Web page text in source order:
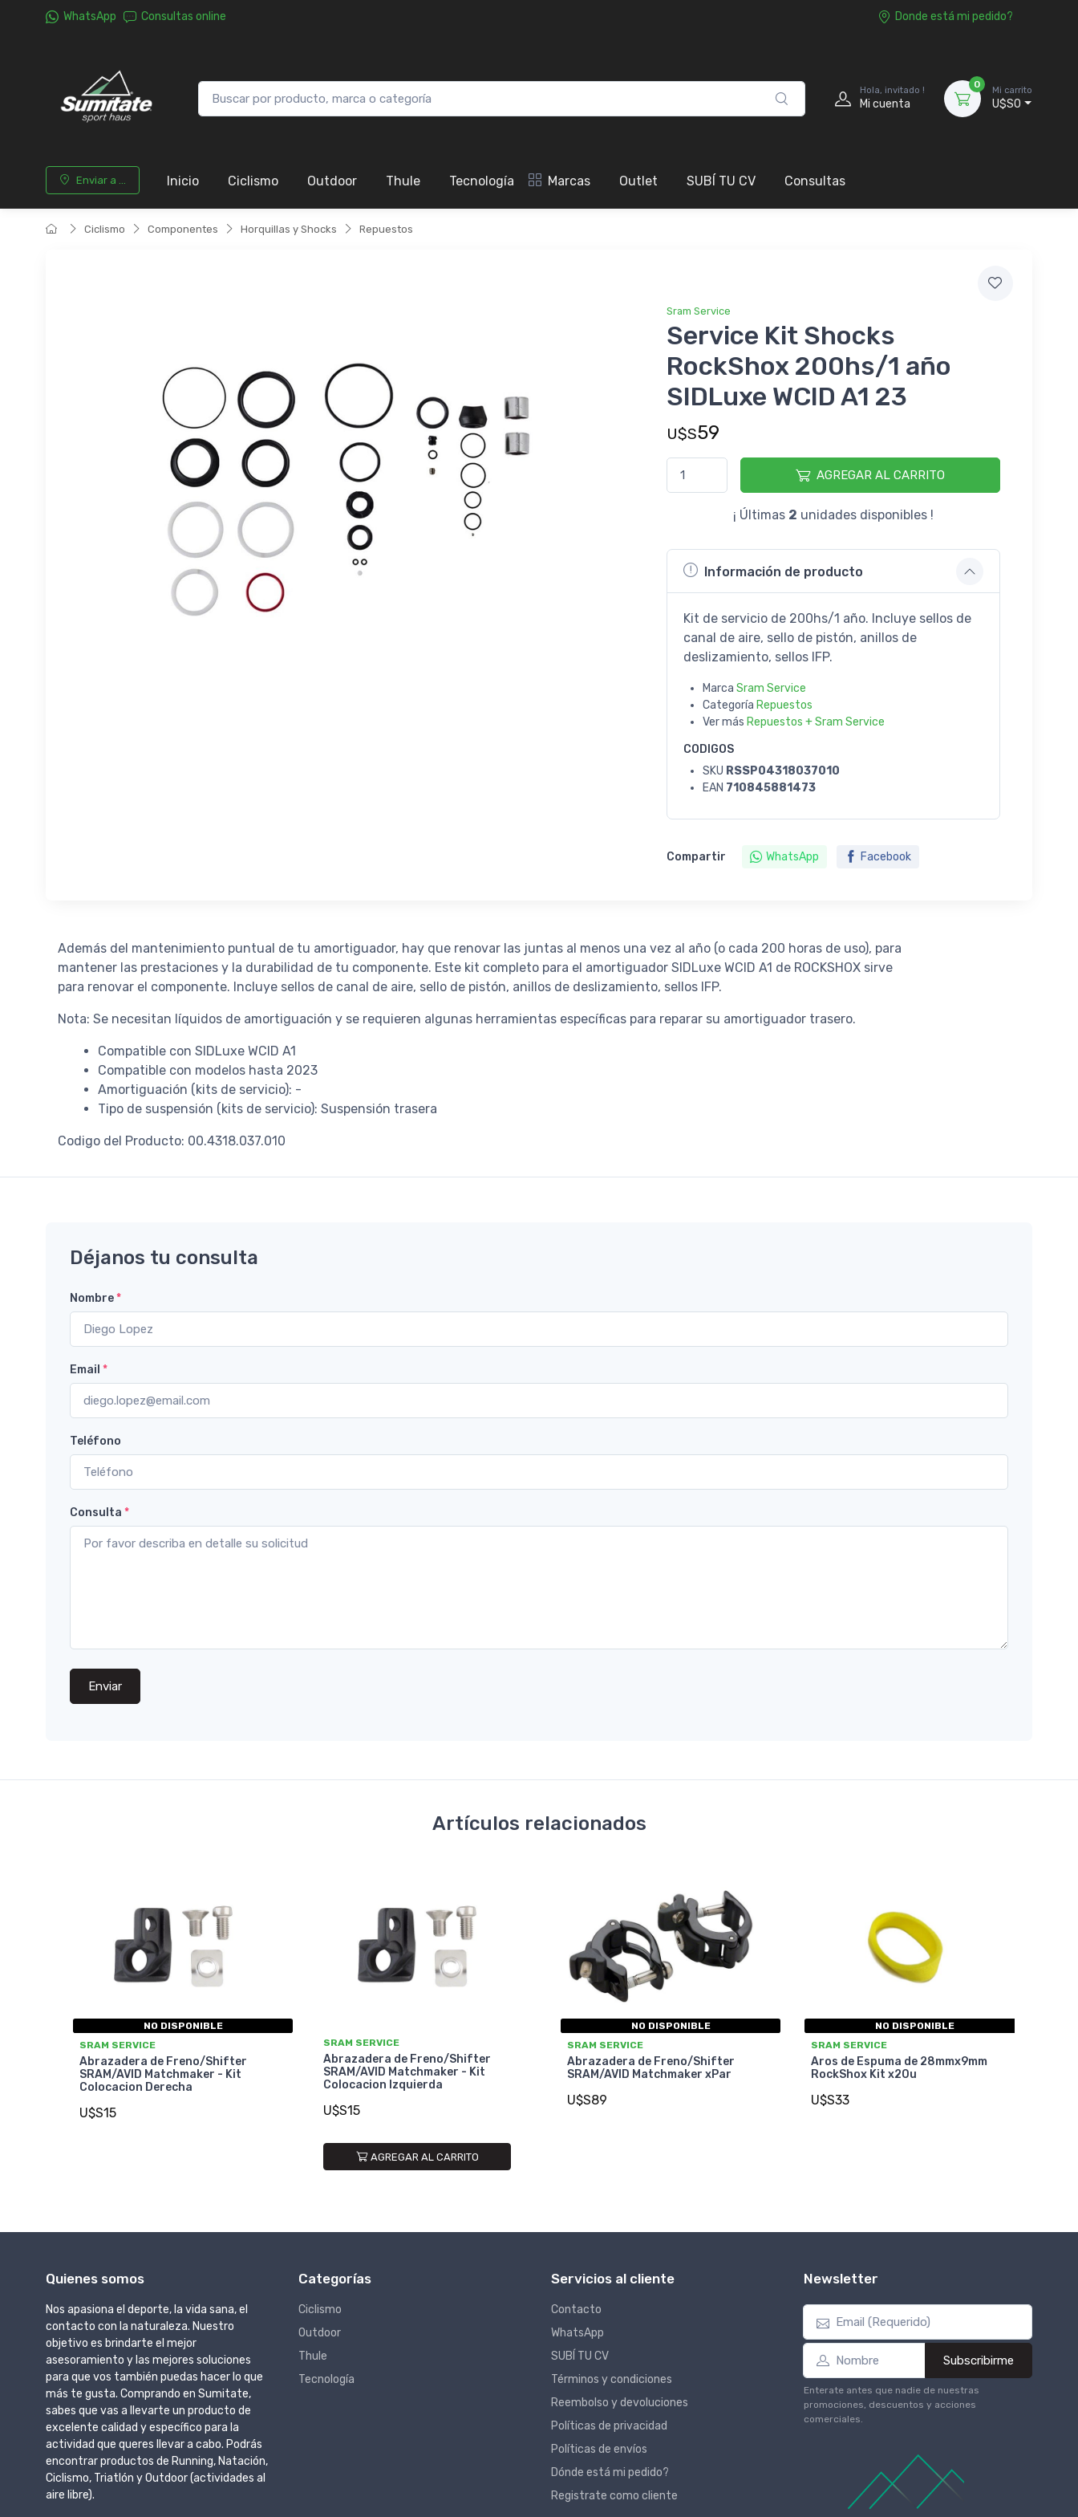
WhatsApp Consultas online Donde está mi pedido?
Hola, invitado !
Mi cuenta
0
Mi carrito
U$S0
Enviar a ... Inicio Ciclismo Outdoor Thule Tecnología Marcas Outlet SUBÍ TU CV Consultas
Ciclismo Componentes Horquillas y Shocks Repuestos
Sram Service
Service Kit Shocks
RockShox 200hs/1 año
SIDLuxe WCID A1 23
U$S59
AGREGAR AL CARRITO
¡ Últimas 2 unidades disponibles !
Información de producto
Kit de servicio de 200hs/1 año. Incluye sellos de
canal de aire, sello de pistón, anillos de
deslizamiento, sellos IFP.
Marca Sram Service
Categoría Repuestos
Ver más Repuestos + Sram Service
CODIGOS
SKU RSSP04318037010
EAN 710845881473
Compartir WhatsApp Facebook
Además del mantenimiento puntual de tu amortiguador, hay que renovar las juntas al menos una vez al año (o cada 200 horas de uso), para
mantener las prestaciones y la durabilidad de tu componente. Este kit completo para el amortiguador SIDLuxe WCID A1 de ROCKSHOX sirve
para renovar el componente. Incluye sellos de canal de aire, sello de pistón, anillos de deslizamiento, sellos IFP.
Nota: Se necesitan líquidos de amortiguación y se requieren algunas herramientas específicas para reparar su amortiguador trasero.
Compatible con SIDLuxe WCID A1
Compatible con modelos hasta 2023
Amortiguación (kits de servicio): -
Tipo de suspensión (kits de servicio): Suspensión trasera
Codigo del Producto: 00.4318.037.010
Déjanos tu consulta
Nombre*
Email *
Teléfono
Consulta *
Enviar
Artículos relacionados
NO DISPONIBLE
SRAM SERVICE
Abrazadera de Freno/Shifter
SRAM/AVID Matchmaker - Kit
Colocacion Derecha
U$S15
SRAM SERVICE
Abrazadera de Freno/Shifter
SRAM/AVID Matchmaker - Kit
Colocacion Izquierda
U$S15
AGREGAR AL CARRITO
NO DISPONIBLE
SRAM SERVICE
Abrazadera de Freno/Shifter
SRAM/AVID Matchmaker xPar
U$S89
NO DISPONIBLE
SRAM SERVICE
Aros de Espuma de 28mmx9mm
RockShox Kit x20u
U$S33
Quienes somos
Nos apasiona el deporte, la vida sana, el
contacto con la naturaleza. Nuestro
objetivo es brindarte el mejor
asesoramiento y las mejores soluciones
para que vos también puedas hacer lo que
más te gusta. Comprando en Sumitate,
sabes que vas a llevarte un producto de
excelente calidad y específico para la
actividad que queres llevar a cabo. Podrás
encontrar productos de Running, Natación,
Ciclismo, Triatlón y Outdoor (actividades al
aire libre).
Categorías
Ciclismo
Outdoor
Thule
Tecnología
Servicios al cliente
Contacto
WhatsApp
SUBÍ TU CV
Términos y condiciones
Reembolso y devoluciones
Políticas de privacidad
Políticas de envíos
Dónde está mi pedido?
Registrate como cliente
Newsletter
Subscribirme
Enterate antes que nadie de nuestras
promociones, descuentos y acciones
comerciales.